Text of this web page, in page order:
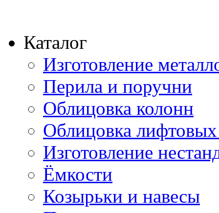
Каталог
Изготовление
Перила и поручни
Облицовка колонн
Облицовка
Изготовление
Ёмкости
Козырьки и навесы